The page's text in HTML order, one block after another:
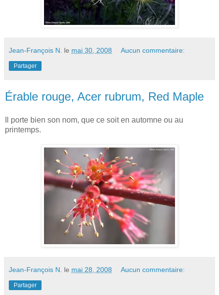
Jean-François N. le mai 30, 2008 Aucun commentaire:
Partager
Érable rouge, Acer rubrum, Red Maple
Il porte bien son nom, que ce soit en automne ou au
printemps.
Jean-François N. le mai 28, 2008 Aucun commentaire:
Partager